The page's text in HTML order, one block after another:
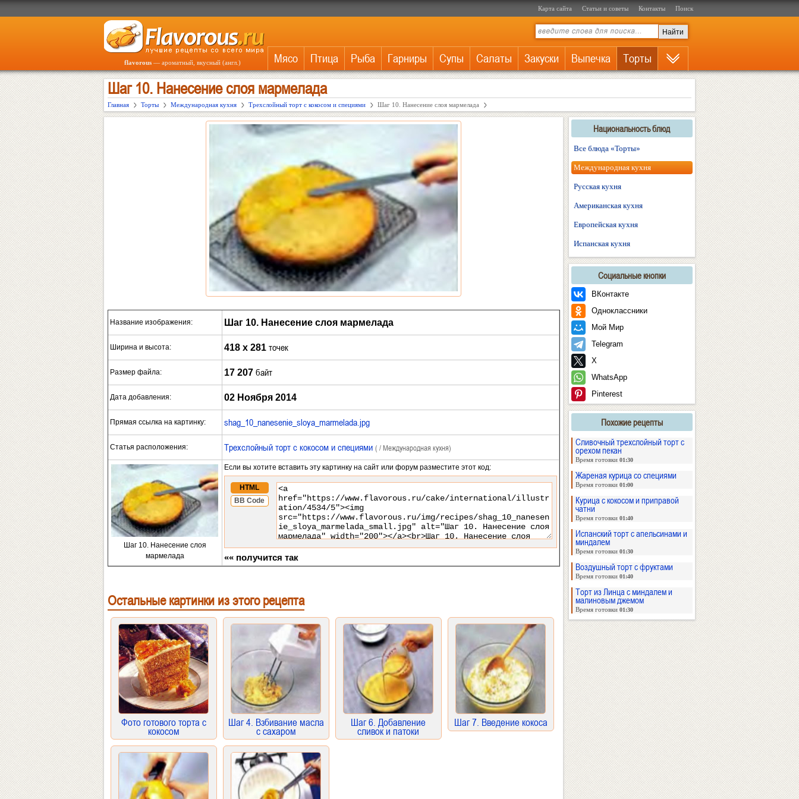
Карта сайта Статьи и советы Контакты Поиск
flavorous— ароматный, вкусный (англ.) Мясо Птица Рыба Гарниры Супы Салаты Закуски Выпечка Торты
Шаг 10. Нанесение слоя мармелада
Главная Торты Международная кухня Трехслойный торт с кокосом и специями Шаг 10. Нанесение слоя мармелада
Название изображения: Шаг 10. Нанесение слоя мармелада
Ширина и высота: 418 x 281точек
Размер файла: 17 207байт
Дата добавления: 02 Ноября 2014
Прямая ссылка на картинку: shag_10_nanesenie_sloya_marmelada.jpg
Статья расположения: Трехслойный торт с кокосом и специями ( / Международная кухня)
Шаг 10. Нанесение слоя
мармелада
Если вы хотите вставить эту картинку на сайт или форум разместите этот код:
HTML
BB Code
«« получится так
Остальные картинки из этого рецепта
Фото готового торта с
кокосом
Шаг 4. Взбивание масла
с сахаром
Шаг 6. Добавление
сливок и патоки
Шаг 7. Введение кокоса
Национальность блюд
Все блюда «Торты»
Международная кухня
Русская кухня
Американская кухня
Европейская кухня
Испанская кухня
Социальные кнопки
ВКонтакте
Одноклассники
Мой Мир
Telegram
X
WhatsApp
Pinterest
Похожие рецепты
Сливочный трехслойный торт с
орехом пекан
Время готовки 01:30
Жареная курица со специями
Время готовки 01:00
Курица с кокосом и приправой
чатни
Время готовки 01:40
Испанский торт с апельсинами и
миндалем
Время готовки 01:30
Воздушный торт с фруктами
Время готовки 01:40
Торт из Линца с миндалем и
малиновым джемом
Время готовки 01:30